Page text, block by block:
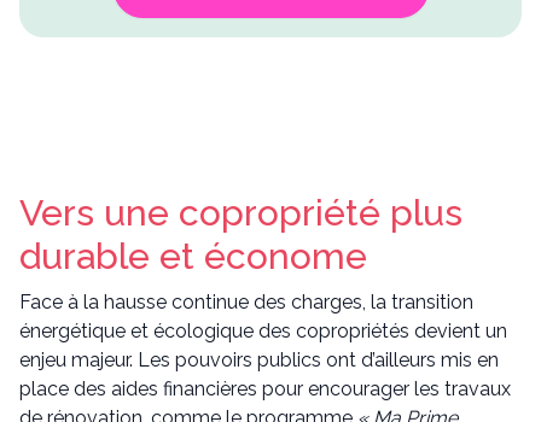
Vers une copropriété plus
durable et économe
Face à la hausse continue des charges, la transition
énergétique et écologique des copropriétés devient un
enjeu majeur. Les pouvoirs publics ont d’ailleurs mis en
place des aides financières pour encourager les travaux